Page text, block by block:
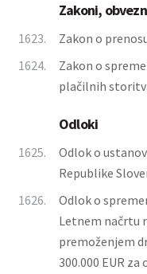
Zakoni,
1623.
Zakon o
1624.
Zakon o
plačilnih
Odloki
1625.
Odlok o
Republike
1626.
Odlok o
Letnem načrtu
premoženjem
300.000 EUR